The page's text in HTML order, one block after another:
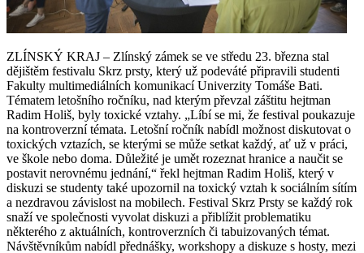
ZLÍNSKÝ KRAJ – Zlínský zámek se ve středu 23. března stal
dějištěm festivalu Skrz prsty, který už podeváté připravili studenti
Fakulty multimediálních komunikací Univerzity Tomáše Bati.
Tématem letošního ročníku, nad kterým převzal záštitu hejtman
Radim Holiš, byly toxické vztahy. „Líbí se mi, že festival poukazuje
na kontroverzní témata. Letošní ročník nabídl možnost diskutovat o
toxických vztazích, se kterými se může setkat každý, ať už v práci,
ve škole nebo doma. Důležité je umět rozeznat hranice a naučit se
postavit nerovnému jednání,“ řekl hejtman Radim Holiš, který v
diskuzi se studenty také upozornil na toxický vztah k sociálním sítím
a nezdravou závislost na mobilech. Festival Skrz Prsty se každý rok
snaží ve společnosti vyvolat diskuzi a přiblížit problematiku
některého z aktuálních, kontroverzních či tabuizovaných témat.
Návštěvníkům nabídl přednášky, workshopy a diskuze s hosty, mezi